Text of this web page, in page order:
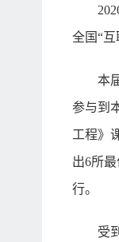
全国“
本
参与到
工程》
出6所
行。
受